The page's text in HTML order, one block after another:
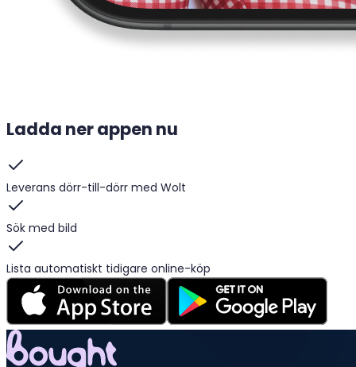
Ladda ner appen nu
Leverans dörr-till-dörr med Wolt
Sök med bild
Lista automatiskt tidigare online-köp